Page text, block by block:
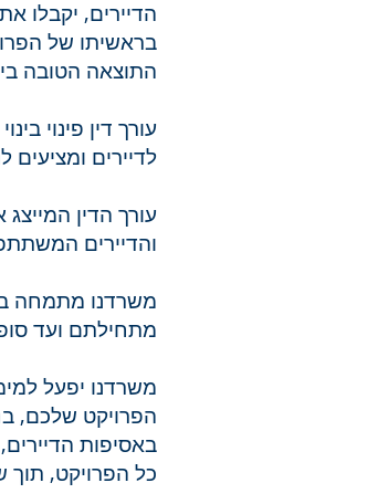
הדיירים, יקבלו
בראשיתו של
התוצאה הטובה
עורך דין פינוי
לדיירים ומציעים
עורך הדין
והדיירים
משרדנו מתמחה
מתחילתם ועד
משרדנו יפעל
הפרויקט שלכם,
באסיפות
כל הפרויקט, תוך